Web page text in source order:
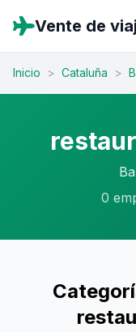
Vente de
Inicio > Cataluña >
0